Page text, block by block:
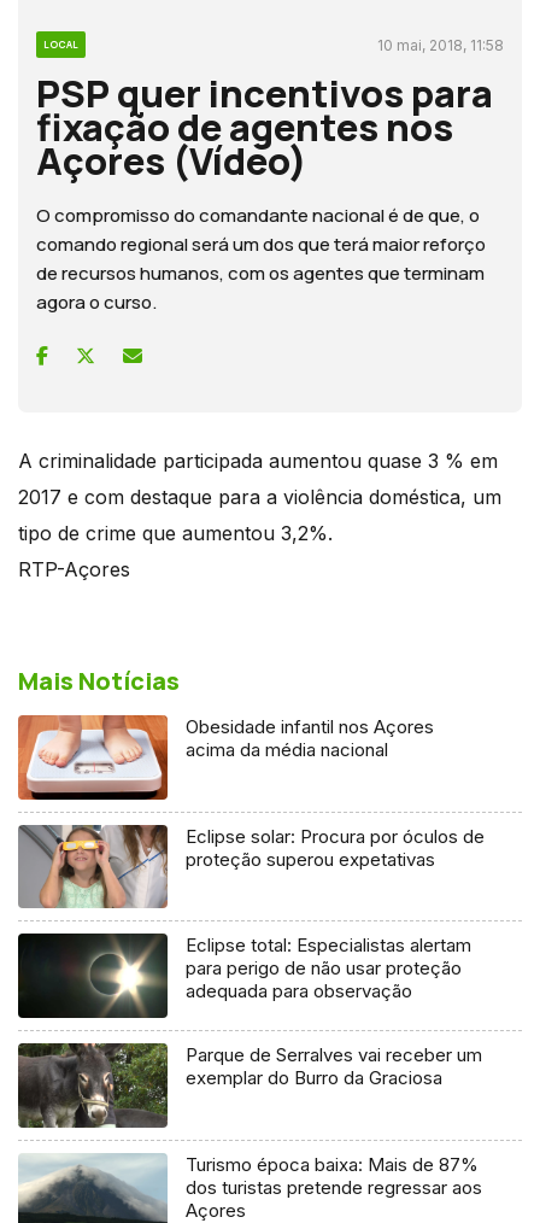
LOCAL 10 mai, 2018, 11:58
PSP quer incentivos para
fixação de agentes nos
Açores (Vídeo)
O compromisso do comandante nacional é de que, o
comando regional será um dos que terá maior reforço
de recursos humanos, com os agentes que terminam
agora o curso.
A criminalidade participada aumentou quase 3 % em
2017 e com destaque para a violência doméstica, um
tipo de crime que aumentou 3,2%.
RTP-Açores
Mais Notícias
Obesidade infantil nos Açores
acima da média nacional
Eclipse solar: Procura por óculos de
proteção superou expetativas
Eclipse total: Especialistas alertam
para perigo de não usar proteção
adequada para observação
Parque de Serralves vai receber um
exemplar do Burro da Graciosa
Turismo época baixa: Mais de 87%
dos turistas pretende regressar aos
Açores